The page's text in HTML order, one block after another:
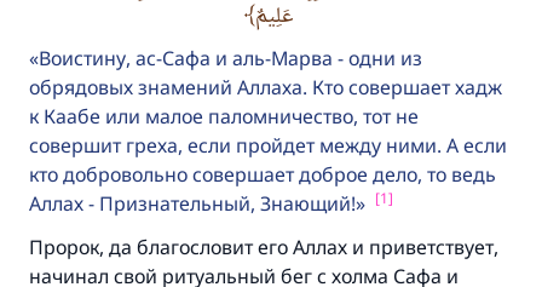
عَلِيمٌ
Воистину, ас-Сафа и аль-Марва - одни из
обрядовых знамений Аллаха. Кто совершает хадж
к Каабе или малое паломничество, тот не
совершит греха, если пройдет между ними. А если
кто добровольно совершает доброе дело, то ведь
Аллах - Признательный, Знающий!
[1]
Пророк, да благословит его Аллах и приветствует,
начинал свой ритуальный бег с холма Сафа и